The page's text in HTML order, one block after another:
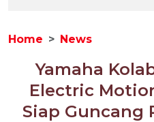
Home News
Yamaha
Electric
Siap Guncang